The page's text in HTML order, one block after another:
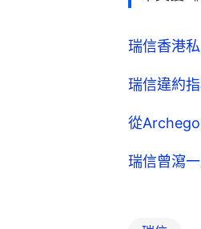
瑞信香港
瑞信違約
從
瑞信曾瀉